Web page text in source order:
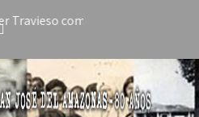
como Vicario Apostólico de